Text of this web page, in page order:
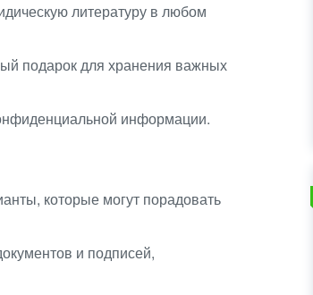
литературу в любом
подарок для хранения важных
информации.
которые могут порадовать
и подписей,